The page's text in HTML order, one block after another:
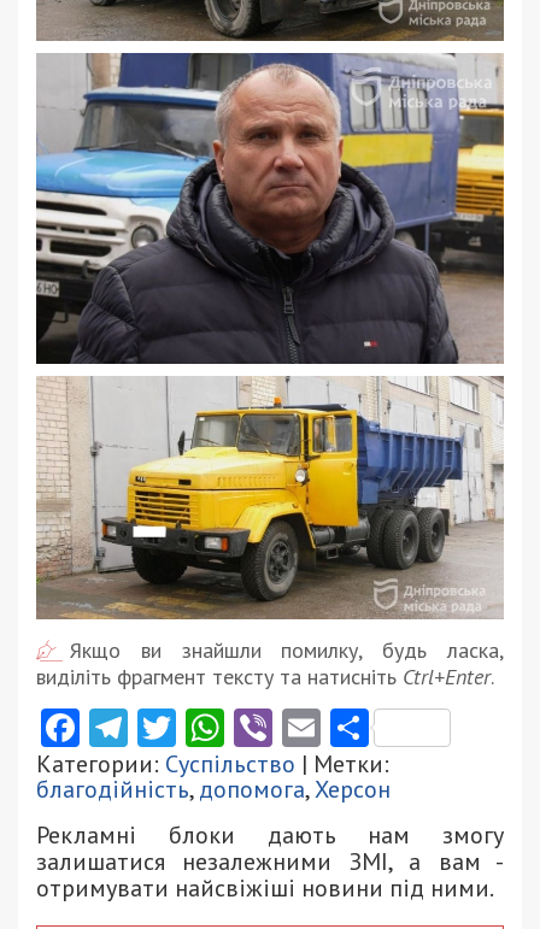
Якщо ви знайшли помилку, будь ласка,
виділіть фрагмент тексту та натисніть Ctrl+Enter.
Facebook
Telegram
Twitter
WhatsApp
ViberEmail
Категории: Суспільство | Метки:
благодійність,допомога,Херсон
Рекламні блоки дають нам змогу
залишатися незалежними ЗМІ, а вам -
отримувати найсвіжіші новини під ними.